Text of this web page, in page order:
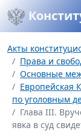
Акты
Права и
Основные
Европейская
по уголовным
Глава III.
явка в суд